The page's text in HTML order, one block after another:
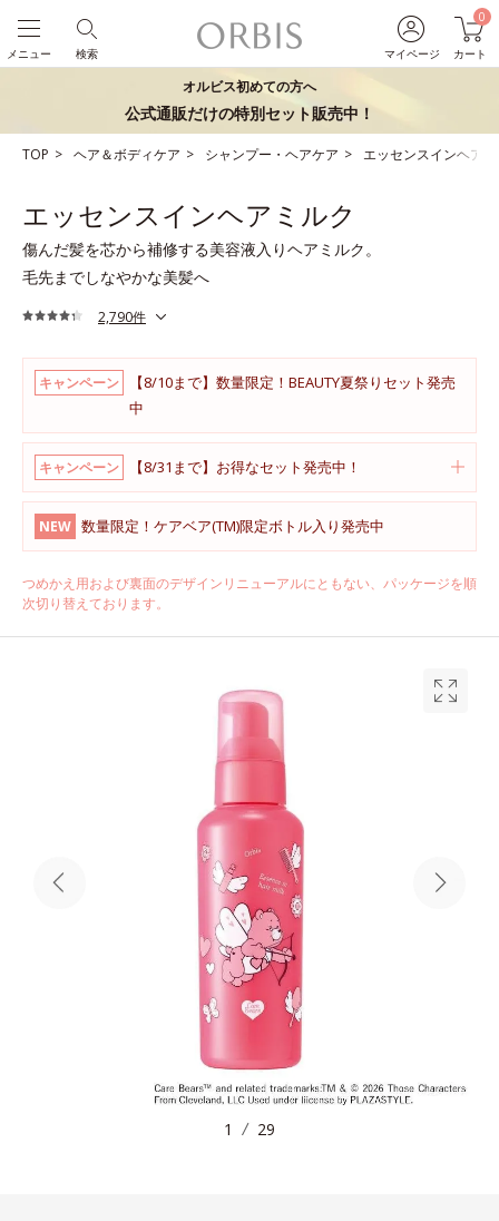
マイページ
0
カート
検索
メニュー
オルビス初めての方へ
公式通販だけの特別セット販売中！
TOP ヘア＆ボディケア シャンプー・ヘアケア エッセンスインヘア
エッセンスインヘアミルク
傷んだ髪を芯から補修する美容液入りヘアミルク。
毛先までしなやかな美髪へ
2,790件
キャンペーン
【8/10まで】数量限定！BEAUTY夏祭りセット発売
中
キャンペーン 【8/31まで】お得なセット発売中！
NEW 数量限定！ケアベア(TM)限定ボトル入り発売中
つめかえ用および裏面のデザインリニューアルにともない、パッケージを順
次切り替えております。
1 29